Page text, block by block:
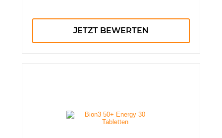
JETZT BEWERTEN